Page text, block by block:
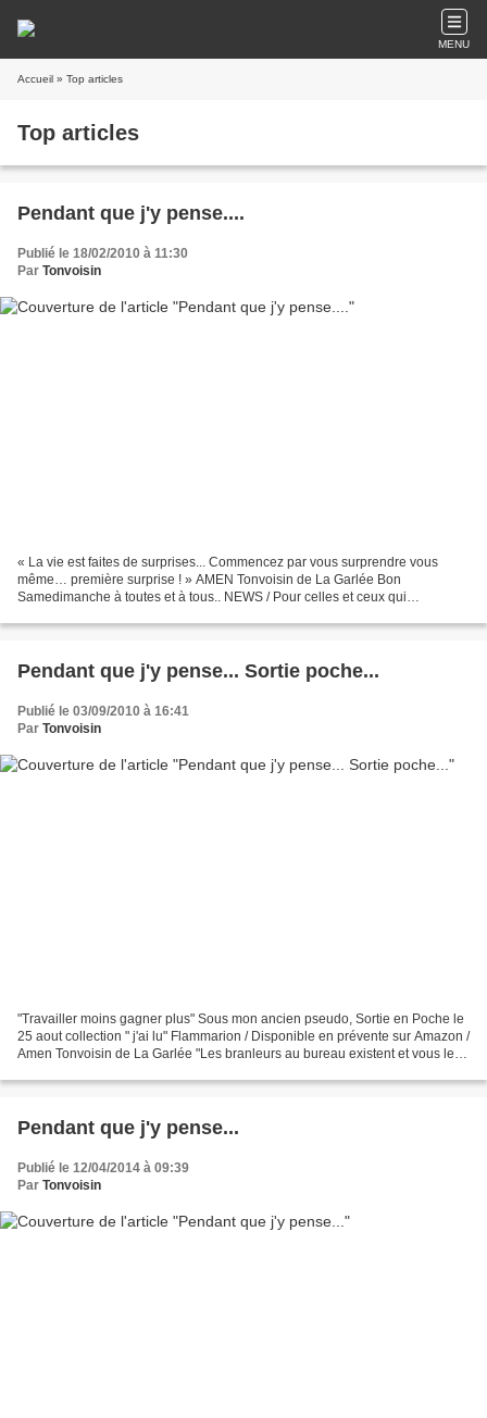
MENU
Accueil » Top articles
Top articles
Pendant que j'y pense....
Publié le 18/02/2010 à 11:30
Par Tonvoisin
« La vie est faites de surprises... Commencez par vous surprendre vous
même… première surprise ! » AMEN Tonvoisin de La Garlée Bon
Samedimanche à toutes et à tous.. NEWS / Pour celles et ceux qui
Pendant que j'y pense... Sortie poche...
Publié le 03/09/2010 à 16:41
Par Tonvoisin
"Travailler moins gagner plus" Sous mon ancien pseudo, Sortie en Poche le
25 aout collection " j'ai lu" Flammarion / Disponible en prévente sur Amazon /
Amen Tonvoisin de La Garlée "Les branleurs au bureau existent et vous les
Pendant que j'y pense...
Publié le 12/04/2014 à 09:39
Par Tonvoisin